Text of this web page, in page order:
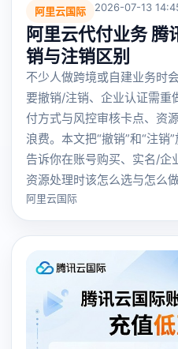
阿里云国际 2026-07-13
阿里云代付业务 腾
销与注销区别
不少人做跨境或自建业务时
要撤销/注销、企业认证需重
付方式与风控审核卡点、资
浪费。本文把“撤销”和“注销
告诉你在账号购买、实名/企
资源处理时该怎么选与怎么做
阿里云国际